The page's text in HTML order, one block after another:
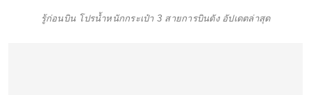
รู้ก่อนบิน โปรน้ำหนักกระเป๋า 3 สายการบินดัง อัปเดตล่าสุด